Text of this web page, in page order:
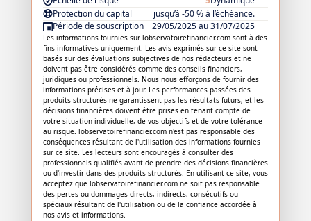
Protection du capital
jusqu’à -50 % à l’échéance.
Période de souscription
29/05/2025 au 31/07/2025
Les informations fournies sur lobservatoirefinancier.com sont à des
fins informatives uniquement. Les avis exprimés sur ce site sont
basés sur des évaluations subjectives de nos rédacteurs et ne
doivent pas être considérés comme des conseils financiers,
juridiques ou professionnels. Nous nous efforçons de fournir des
informations précises et à jour. Les performances passées des
produits structurés ne garantissent pas les résultats futurs, et les
décisions financières doivent être prises en tenant compte de
votre situation individuelle, de vos objectifs et de votre tolérance
au risque. lobservatoirefinancier.com n'est pas responsable des
conséquences résultant de l'utilisation des informations fournies
sur ce site. Les lecteurs sont encouragés à consulter des
professionnels qualifiés avant de prendre des décisions financières
ou d'investir dans des produits structurés. En utilisant ce site, vous
acceptez que lobservatoirefinancier.com ne soit pas responsable
des pertes ou dommages directs, indirects, consécutifs ou
spéciaux résultant de l'utilisation ou de la confiance accordée à
nos avis et informations.